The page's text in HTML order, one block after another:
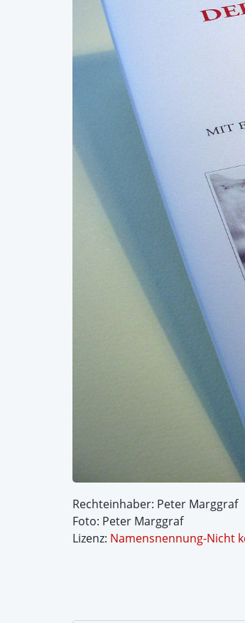
Rechteinhaber: Peter Marggraf
Foto: Peter Marggraf
Lizenz: Namensnennung-Nicht